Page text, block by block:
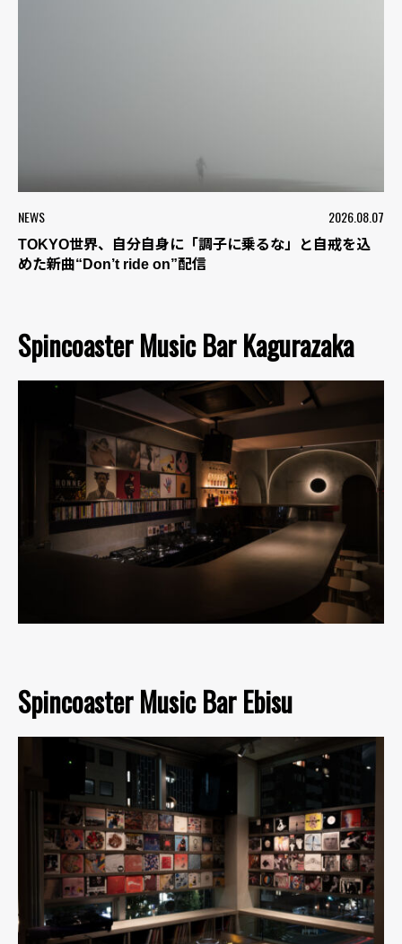
NEWS 2026.08.07
TOKYO世界、自分自身に「調子に乗るな」と自戒を込
めた新曲“Don’t ride on”配信
Spincoaster Music Bar Kagurazaka
Spincoaster Music Bar Ebisu